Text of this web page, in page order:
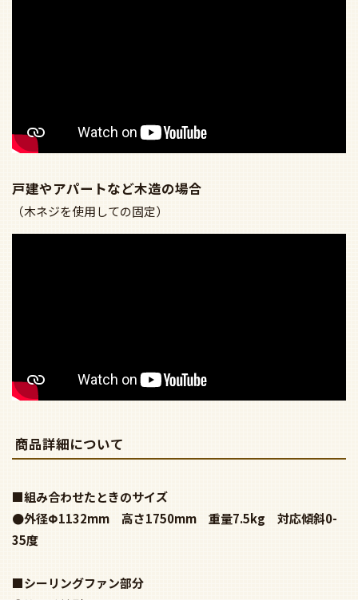
戸建やアパートなど木造の場合
（木ネジを使用しての固定）
商品詳細について
■組み合わせたときのサイズ
●外径Φ1132mm 高さ1750mm 重量7.5kg 対応傾斜0-
35度
■シーリングファン部分